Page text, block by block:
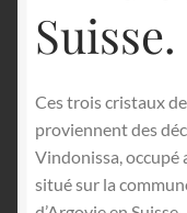
Suisse.
Ces trois cristaux
proviennent des
Vindonissa, occupé
situé sur la